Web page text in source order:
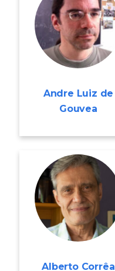
Andre Luiz de
Gouvea
Alberto Corrêa